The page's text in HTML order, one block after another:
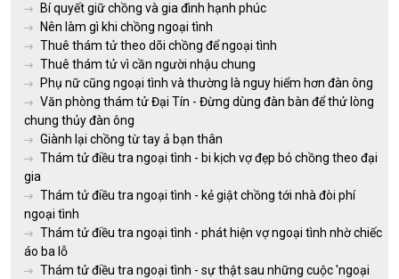
Bí quyết giữ chồng và gia đình hạnh phúc
Nên làm gì khi chồng ngoại tình
Thuê thám tử theo dõi chồng để ngoại tình
Thuê thám tử vì cần người nhậu chung
Phụ nữ cũng ngoại tình và thường là nguy hiểm hơn đàn ông
Văn phòng thám tử Đại Tín - Đừng dùng đàn bàn để thử lòng
chung thủy đàn ông
Giành lại chồng từ tay ả bạn thân
Thám tử điều tra ngoại tình - bi kịch vợ đẹp bỏ chồng theo đại
gia
Thám tử điều tra ngoại tình - kẻ giật chồng tới nhà đòi phí
ngoại tình
Thám tử điều tra ngoại tình - phát hiện vợ ngoại tình nhờ chiếc
áo ba lỗ
Thám tử điều tra ngoại tình - sự thật sau những cuộc 'ngoại